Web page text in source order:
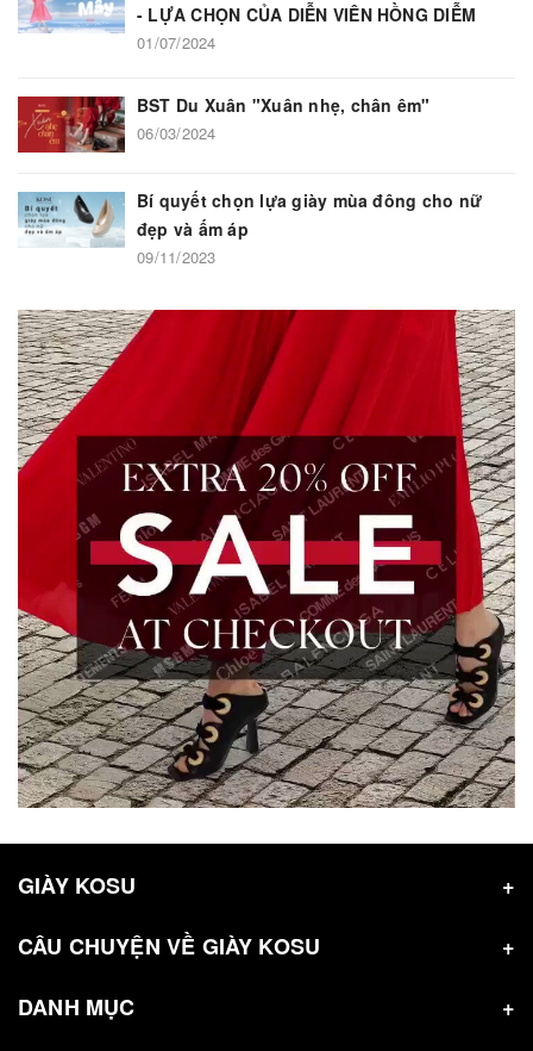
- LỰA CHỌN CỦA DIỄN VIÊN HỒNG DIỄM
01/07/2024
BST Du Xuân "Xuân nhẹ, chân êm"
06/03/2024
Bí quyết chọn lựa giày mùa đông cho nữ
đẹp và ấm áp
09/11/2023
GIÀY KOSU
CÂU CHUYỆN VỀ GIÀY KOSU
DANH MỤC